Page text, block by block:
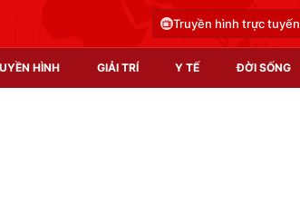
Truyền hình trực tuyến
HÌNH GIẢI TRÍ Y TẾ ĐỜI SỐNG